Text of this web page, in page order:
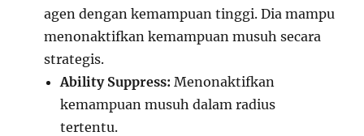
agen dengan kemampuan tinggi. Dia mampu
menonaktifkan kemampuan musuh secara
strategis.
Ability Suppress: Menonaktifkan
kemampuan musuh dalam radius
tertentu.